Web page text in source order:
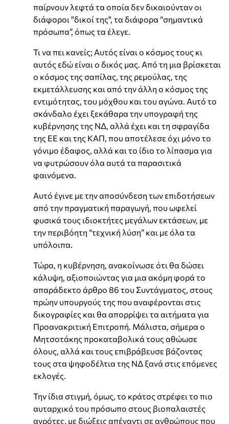
παίρνουν λεφτά τα οποία δεν δικαιούνταν οι
διάφοροι "δικοί της", τα διάφορα “σημαντικά
πρόσωπα”, όπως τα έλεγε.
Τι να πει κανείς; Αυτός είναι ο κόσμος τους κι
αυτός εδώ είναι ο δικός μας. Από τη μια βρίσκεται
ο κόσμος της σαπίλας, της ρεμούλας, της
εκμετάλλευσης και από την άλλη ο κόσμος της
εντιμότητας, του μόχθου και του αγώνα. Αυτό το
σκάνδαλο έχει ξεκάθαρα την υπογραφή της
κυβέρνησης της ΝΔ, αλλά έχει και τη σφραγίδα
της ΕΕ και της ΚΑΠ, που αποτέλεσε όχι μόνο το
γόνιμο έδαφος, αλλά και το ίδιο το λίπασμα για
να φυτρώσουν όλα αυτά τα παρασιτικά
φαινόμενα.
Αυτό έγινε με την αποσύνδεση των επιδοτήσεων
από την πραγματική παραγωγή, που ωφελεί
φυσικά τους ιδιοκτήτες μεγάλων εκτάσεων, με
την περιβόητη “τεχνική λύση” και με όλα τα
υπόλοιπα.
Τώρα, η κυβέρνηση, ανακοίνωσε ότι θα δώσει
κάλυψη, αξιοποιώντας για μια ακόμη φορά το
απαράδεκτο άρθρο 86 του Συντάγματος, στους
πρώην υπουργούς της που αναφέρονται στις
δικογραφίες και θα απορρίψει τα αιτήματα για
Προανακριτική Επιτροπή. Μάλιστα, σήμερα ο
Μητσοτάκης προκαταβολικά τους αθώωσε
όλους, αλλά και τους επιβράβευσε βάζοντας
τους στα ψηφοδέλτια της ΝΔ ξανά στις επόμενες
εκλογές.
Την ίδια στιγμή, όμως, το κράτος στρέφει το πιο
αυταρχικό του πρόσωπο στους βιοπαλαιστές
αγρότες, με διώξεις απέναντι σε ανθρώπους που